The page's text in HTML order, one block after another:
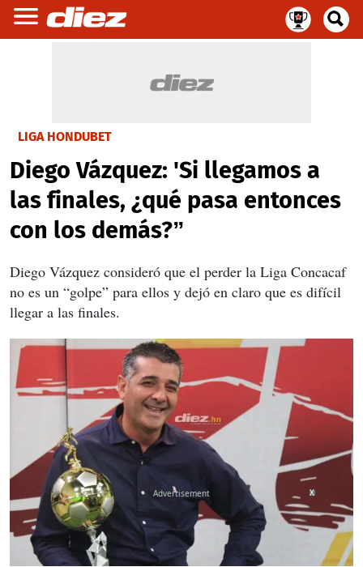
LIGA HONDUBET
Diego Vázquez: 'Si llegamos a
las finales, ¿qué pasa entonces
con los demás?”
Diego Vázquez consideró que el perder la Liga Concacaf
no es un “golpe” para ellos y dejó en claro que es difícil
llegar a las finales.
X